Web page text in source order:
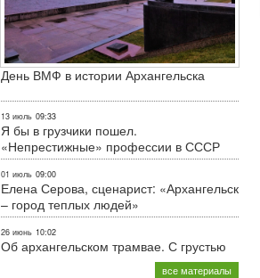
День ВМФ в истории Архангельска
13 июль 09:33
Я бы в грузчики пошел.
«Непрестижные» профессии в СССР
01 июль 09:00
Елена Серова, сценарист: «Архангельск
– город теплых людей»
26 июнь 10:02
Об архангельском трамвае. С грустью
все материалы